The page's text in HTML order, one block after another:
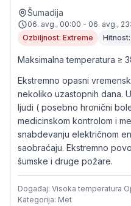
Šumadija
06. avg., 00:00 - 06. avg.,
Ozbiljnost: Extreme
Maksimalna temperatura ≥
Ekstremno opasni
nekoliko uzastopnih dana.
ljudi ( posebno hronični
medicinskom kontrolom i
snabdevanju električnom
saobraćaju. Ekstremno
šumske i druge požare.
Događaj: Visoka temperatura
Kategorija: Met